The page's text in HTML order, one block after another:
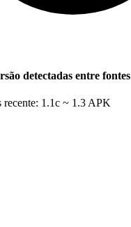
detectadas entre fontes
1.1c ~ 1.3 APK